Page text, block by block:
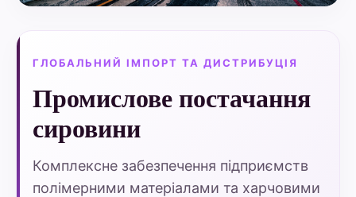
ГЛОБАЛЬНИЙ ІМПОРТ ТА ДИСТРИБУЦІЯ
Промислове постачання
сировини
Комплексне забезпечення підприємств
полімерними матеріалами та харчовими